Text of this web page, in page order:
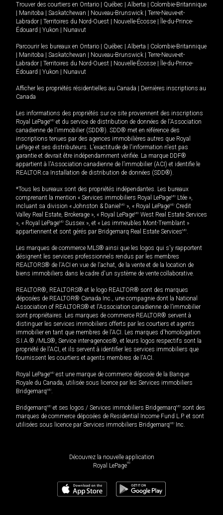
Trouver des courtiers en Ontario | Québec | Alberta | Colombie-Britannique
| Manitoba | Saskatchewan | Nouveau-Brunswick | Terre-Neuve-et-
Labrador | Territoires du Nord-Ouest | Nouvelle-Écosse | Île-du-Prince-
Édouard | Yukon | Nunavut
Parcourir les bureaux en Ontario | Québec | Alberta | Colombie-Britannique
| Manitoba | Saskatchewan | Nouveau-Brunswick | Terre-Neuve-et-
Labrador | Territoires du Nord-Ouest | Nouvelle-Écosse | Île-du-Prince-
Édouard | Yukon | Nunavut
Afficher les propriétés résidentielles au Canada | Dernières inscriptions au
Canada
Les informations des propriétés sur ce site proviennent des inscriptions
Royal LePageMD et du service de distribution de données de l'Association
canadienne de l’immobilier (SDD®). SDD® met en référence des
inscriptions tenues par des agences immobilières autres que Royal
LePage et ses distributeurs. L'exactitude de l'information n'est pas
garantie et devrait être indépendamment vérifiée. La marque DDF®
appartient à l'Association canadienne de l’immobilier (ACI) et identifie le
REALTOR.ca Installation de distribution de données (SDD®).
*Tous les bureaux sont des propriétés indépendantes. Les bureaux
comprenant la mention « Services immobiliers Royal LePageMD Ltée »,
incluant sa division « Johnston & Daniel MD », « Royal LePageMD Credit
Valley Real Estate, Brokerage », « Royal LePageMD West Real Estate Services
», « Royal LePageMD Sussex », et « Les immeubles Mont-Tremblant »
appartiennent et sont gérés par Bridgemarq Real Estate ServicesMD
Les marques de commerce MLS® ainsi que les logos qui s'y rapportent
désignent les services professionnels rendus par les membres
REALTORS® de l'ACI en vue de l'achat, de la vente et de la location de
biens immobiliers dans le cadre d'un système de vente collaborative.
REALTOR®, REALTORS® et le logo REALTOR® sont des marques
déposées de REALTOR® Canada Inc., une compagnie dont la National
Association of REALTORS® et l'Association canadienne de l’immobilier
sont propriétaires. Les marques de commerce REALTOR® servent à
distinguer les services immobiliers offerts par les courtiers et agents
immobilier en tant que membres de l'ACI. Les marques d'homologation
S.I.A.® /MLS®, Service inter-agences®, et leurs logos respectifs sont la
propriété de l'ACI, et ils servent à identifier les services immobiliers que
fournissent les courtiers et agents membres de l'ACI.
Royal LePageMD est une marque de commerce déposée de la Banque
Royale du Canada, utilisée sous licence par les Services immobiliers
BridgemarqMD
BridgemarqMD et ses logos / Services immobiliers BridgemarqMD sont des
marques de commerce déposées de Residential Income Fund L.P. et sont
utilisées sous licence par Services immobiliers BridgemarqMD Inc.
Découvrez la nouvelle application
Royal LePageMD